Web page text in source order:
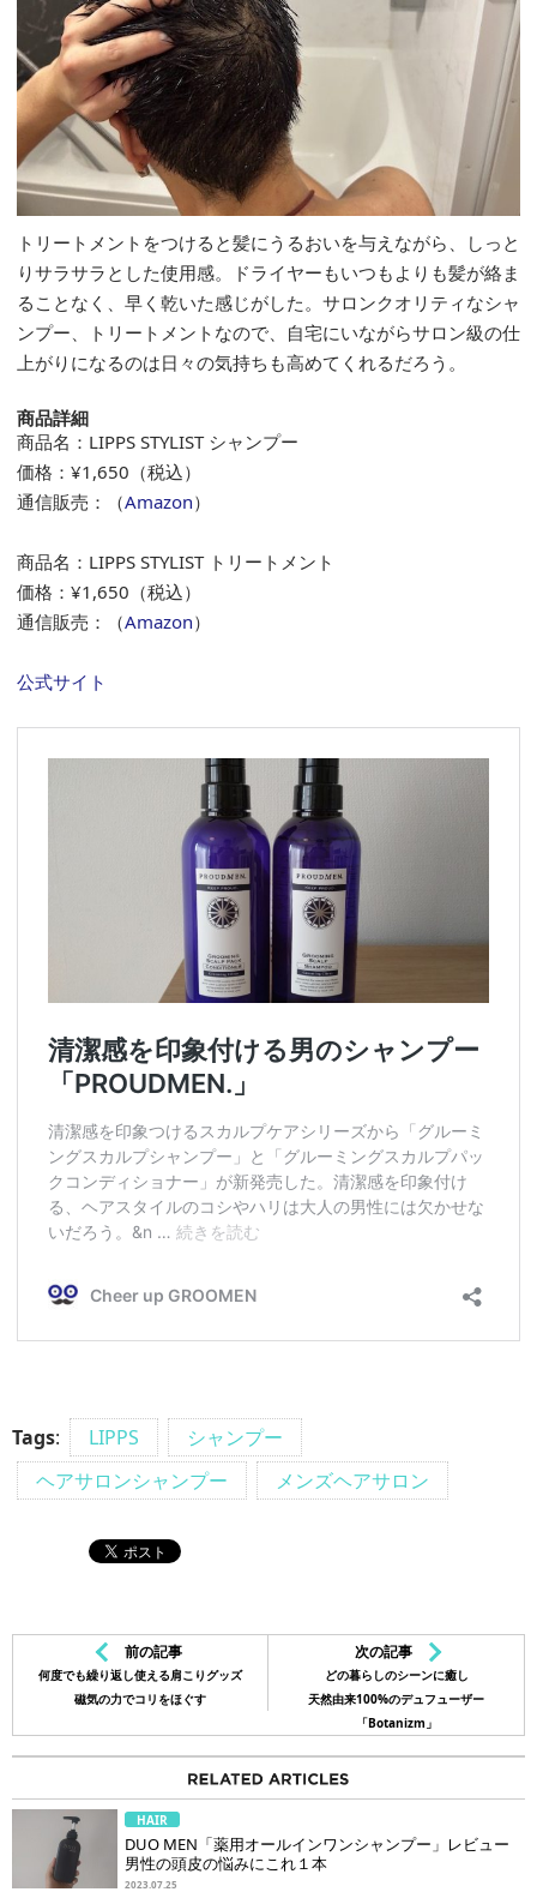
トリートメントをつけると髪にうるおいを与えながら、しっと
りサラサラとした使用感。ドライヤーもいつもよりも髪が絡ま
ることなく、早く乾いた感じがした。サロンクオリティなシャ
ンプー、トリートメントなので、自宅にいながらサロン級の仕
上がりになるのは日々の気持ちも高めてくれるだろう。
商品詳細
商品名：LIPPS STYLIST シャンプー
価格：¥1,650（税込）
通信販売：（Amazon）
商品名：LIPPS STYLIST トリートメント
価格：¥1,650（税込）
通信販売：（Amazon）
公式サイト
Tags: LIPPS
シャンプー
ヘアサロンシャンプー
メンズヘアサロン
前の記事
何度でも繰り返し使える肩こりグッズ
磁気の力でコリをほぐす
次の記事
どの暮らしのシーンに癒し
天然由来100%のデュフューザー
「Botanizm」
HAIR
DUO MEN「薬用オールインワンシャンプー」レビュー
男性の頭皮の悩みにこれ１本
2023.07.25